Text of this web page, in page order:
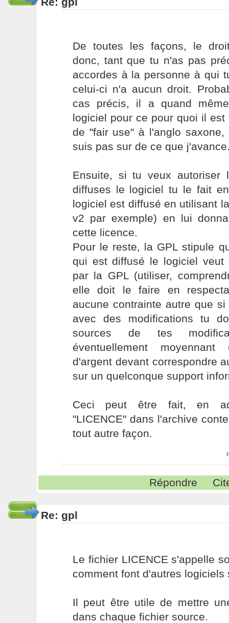
De toutes les façons, le
donc, tant que tu n'as pas
accordes à la personne à qui
celui-ci n'a aucun droit.
cas précis, il a quand
logiciel pour ce pour quoi il
de "fair use" à l'anglo
suis pas sur de ce que
Ensuite, si tu veux autoriser
diffuses le logiciel tu le fait
logiciel est diffusé en utilisant
v2 par exemple) en lui
cette licence.
Pour le reste, la GPL stipule
qui est diffusé le logiciel veut
par la GPL (utiliser,
elle doit le faire en
aucune contrainte autre que
avec des modifications tu
sources de tes
éventuellement
d'argent devant correspondre
sur un quelconque support
Ceci peut être fait, en
"LICENCE" dans l'archive
tout autre façon.
Répondre
Re: gpl
Le fichier LICENCE s'appelle
comment font d'autres logiciels
Il peut être utile de mettre
dans chaque fichier source.